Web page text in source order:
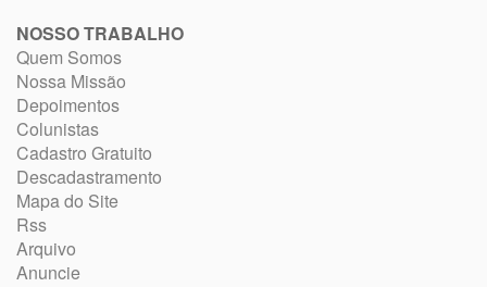
NOSSO TRABALHO
Quem Somos
Nossa Missão
Depoimentos
Colunistas
Cadastro Gratuito
Descadastramento
Mapa do Site
Rss
Arquivo
Anuncie